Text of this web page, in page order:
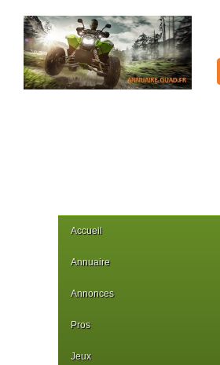
Accueil
Annuaire
Annonces
Pros
Jeux